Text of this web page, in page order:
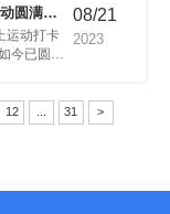
08/21
2023
12 ... 31 >